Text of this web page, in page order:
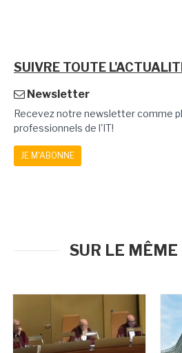
SUIVRE TOUTE
Newsletter
Recevez notre newsletter comme
professionnels de l'IT!
JE M'ABONNE
SUR LE